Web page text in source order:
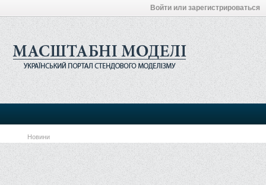
Войти или зарегистрироваться
Новини